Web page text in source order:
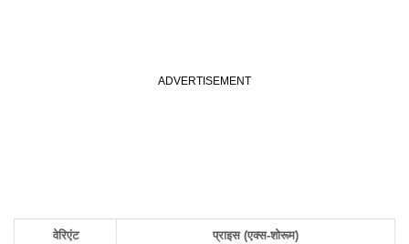
वेरिएंट प्राइस (एक्स-शोरूम)